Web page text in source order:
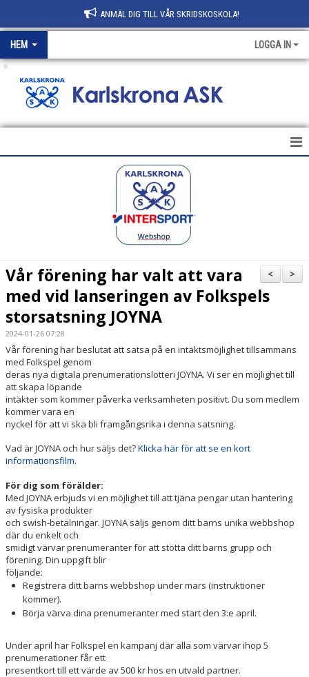
ANMÄL DIG TILL VÅR SKRIDSKOSKOLA!
HEM LOGGA IN
.
KONTAKT
DOKUMENT
SHOW 2026
>
<
Vår förening har valt att vara
med vid lanseringen av Folkspels
storsatsning JOYNA
2024-01-26 07:28
Vår förening har beslutat att satsa på en intäktsmöjlighet tillsammans
med Folkspel genom
deras nya digitala prenumerationslotteri JOYNA. Vi ser en möjlighet till
att skapa löpande
intäkter som kommer påverka verksamheten positivt. Du som medlem
kommer vara en
nyckel för att vi ska bli framgångsrika i denna satsning.
Vad är JOYNA och hur säljs det?Klicka här för att se en kort
informationsfilm.
För dig som förälder:
Med JOYNA erbjuds vi en möjlighet till att tjäna pengar utan hantering
av fysiska produkter
och swish-betalningar. JOYNA säljs genom ditt barns unika webbshop
där du enkelt och
smidigt värvar prenumeranter för att stötta ditt barns grupp och
förening. Din uppgift blir
följande:
Registrera ditt barns webbshop under mars (instruktioner
kommer).
Börja värva dina prenumeranter med start den 3:e april.
Under april har Folkspel en kampanj där alla som värvar ihop 5
prenumerationer får ett
presentkort till ett värde av 500 kr hos en utvald partner.